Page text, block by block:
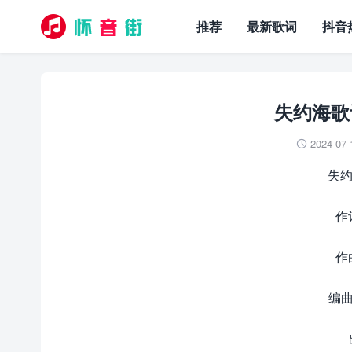
推荐 最新歌词 抖音
失约海
 2024-
失
作
作
编